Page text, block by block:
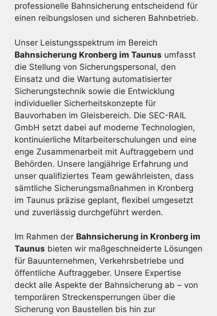
professionelle Bahnsicherung entscheidend für
einen reibungslosen und sicheren Bahnbetrieb.
Unser Leistungsspektrum im Bereich
Bahnsicherung Kronberg im Taunus umfasst
die Stellung von Sicherungspersonal, den
Einsatz und die Wartung automatisierter
Sicherungstechnik sowie die Entwicklung
individueller Sicherheitskonzepte für
Bauvorhaben im Gleisbereich. Die SEC-RAIL
GmbH setzt dabei auf moderne Technologien,
kontinuierliche Mitarbeiterschulungen und eine
enge Zusammenarbeit mit Auftraggebern und
Behörden. Unsere langjährige Erfahrung und
unser qualifiziertes Team gewährleisten, dass
sämtliche Sicherungsmaßnahmen in Kronberg
im Taunus präzise geplant, flexibel umgesetzt
und zuverlässig durchgeführt werden.
Im Rahmen der Bahnsicherung in Kronberg im
Taunus bieten wir maßgeschneiderte Lösungen
für Bauunternehmen, Verkehrsbetriebe und
öffentliche Auftraggeber. Unsere Expertise
deckt alle Aspekte der Bahnsicherung ab – von
temporären Streckensperrungen über die
Sicherung von Baustellen bis hin zur